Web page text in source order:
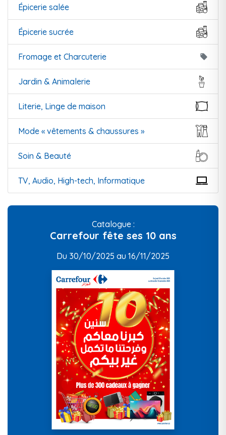
Épicerie salée
Épicerie sucrée
Fromage et Charcuterie local_offer
Jardin & Animalerie
Literie, Linge de maison
Mode « vêtements & chaussures »
Soin & Beauté
TV, Audio, High-tech, Informatique
Catalogue :
Carrefour fête ses 10 ans
Du 30/10/2025 au 16/11/2025